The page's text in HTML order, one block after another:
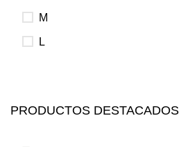
M
L
PRODUCTOS DESTACADOS